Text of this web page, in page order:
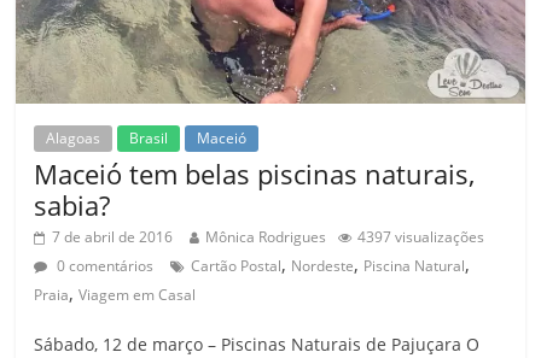
Alagoas Brasil Maceió
Maceió tem belas piscinas naturais,
sabia?
7 de abril de 2016 Mônica Rodrigues
4397 visualizações
0 comentários
Cartão Postal, Nordeste, Piscina Natural,
Praia,Viagem em Casal
Sábado, 12 de março – Piscinas Naturais de Pajuçara O